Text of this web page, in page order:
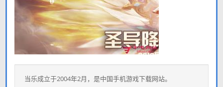
当乐成立于2004年2月，是中国手机游戏下载网站。